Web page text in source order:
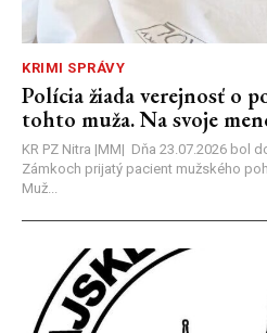
KRIMI SPRÁVY
Polícia žiada verejnosť o
tohto muža. Na svoje
KR PZ Nitra |MM| Dňa 23.07.2026 bol
Zámkoch prijatý pacient mužského
Muž...